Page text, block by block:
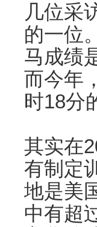
几位采
的一位
马成绩
而今年
时18分
其实在
有制定
地是美
中有超